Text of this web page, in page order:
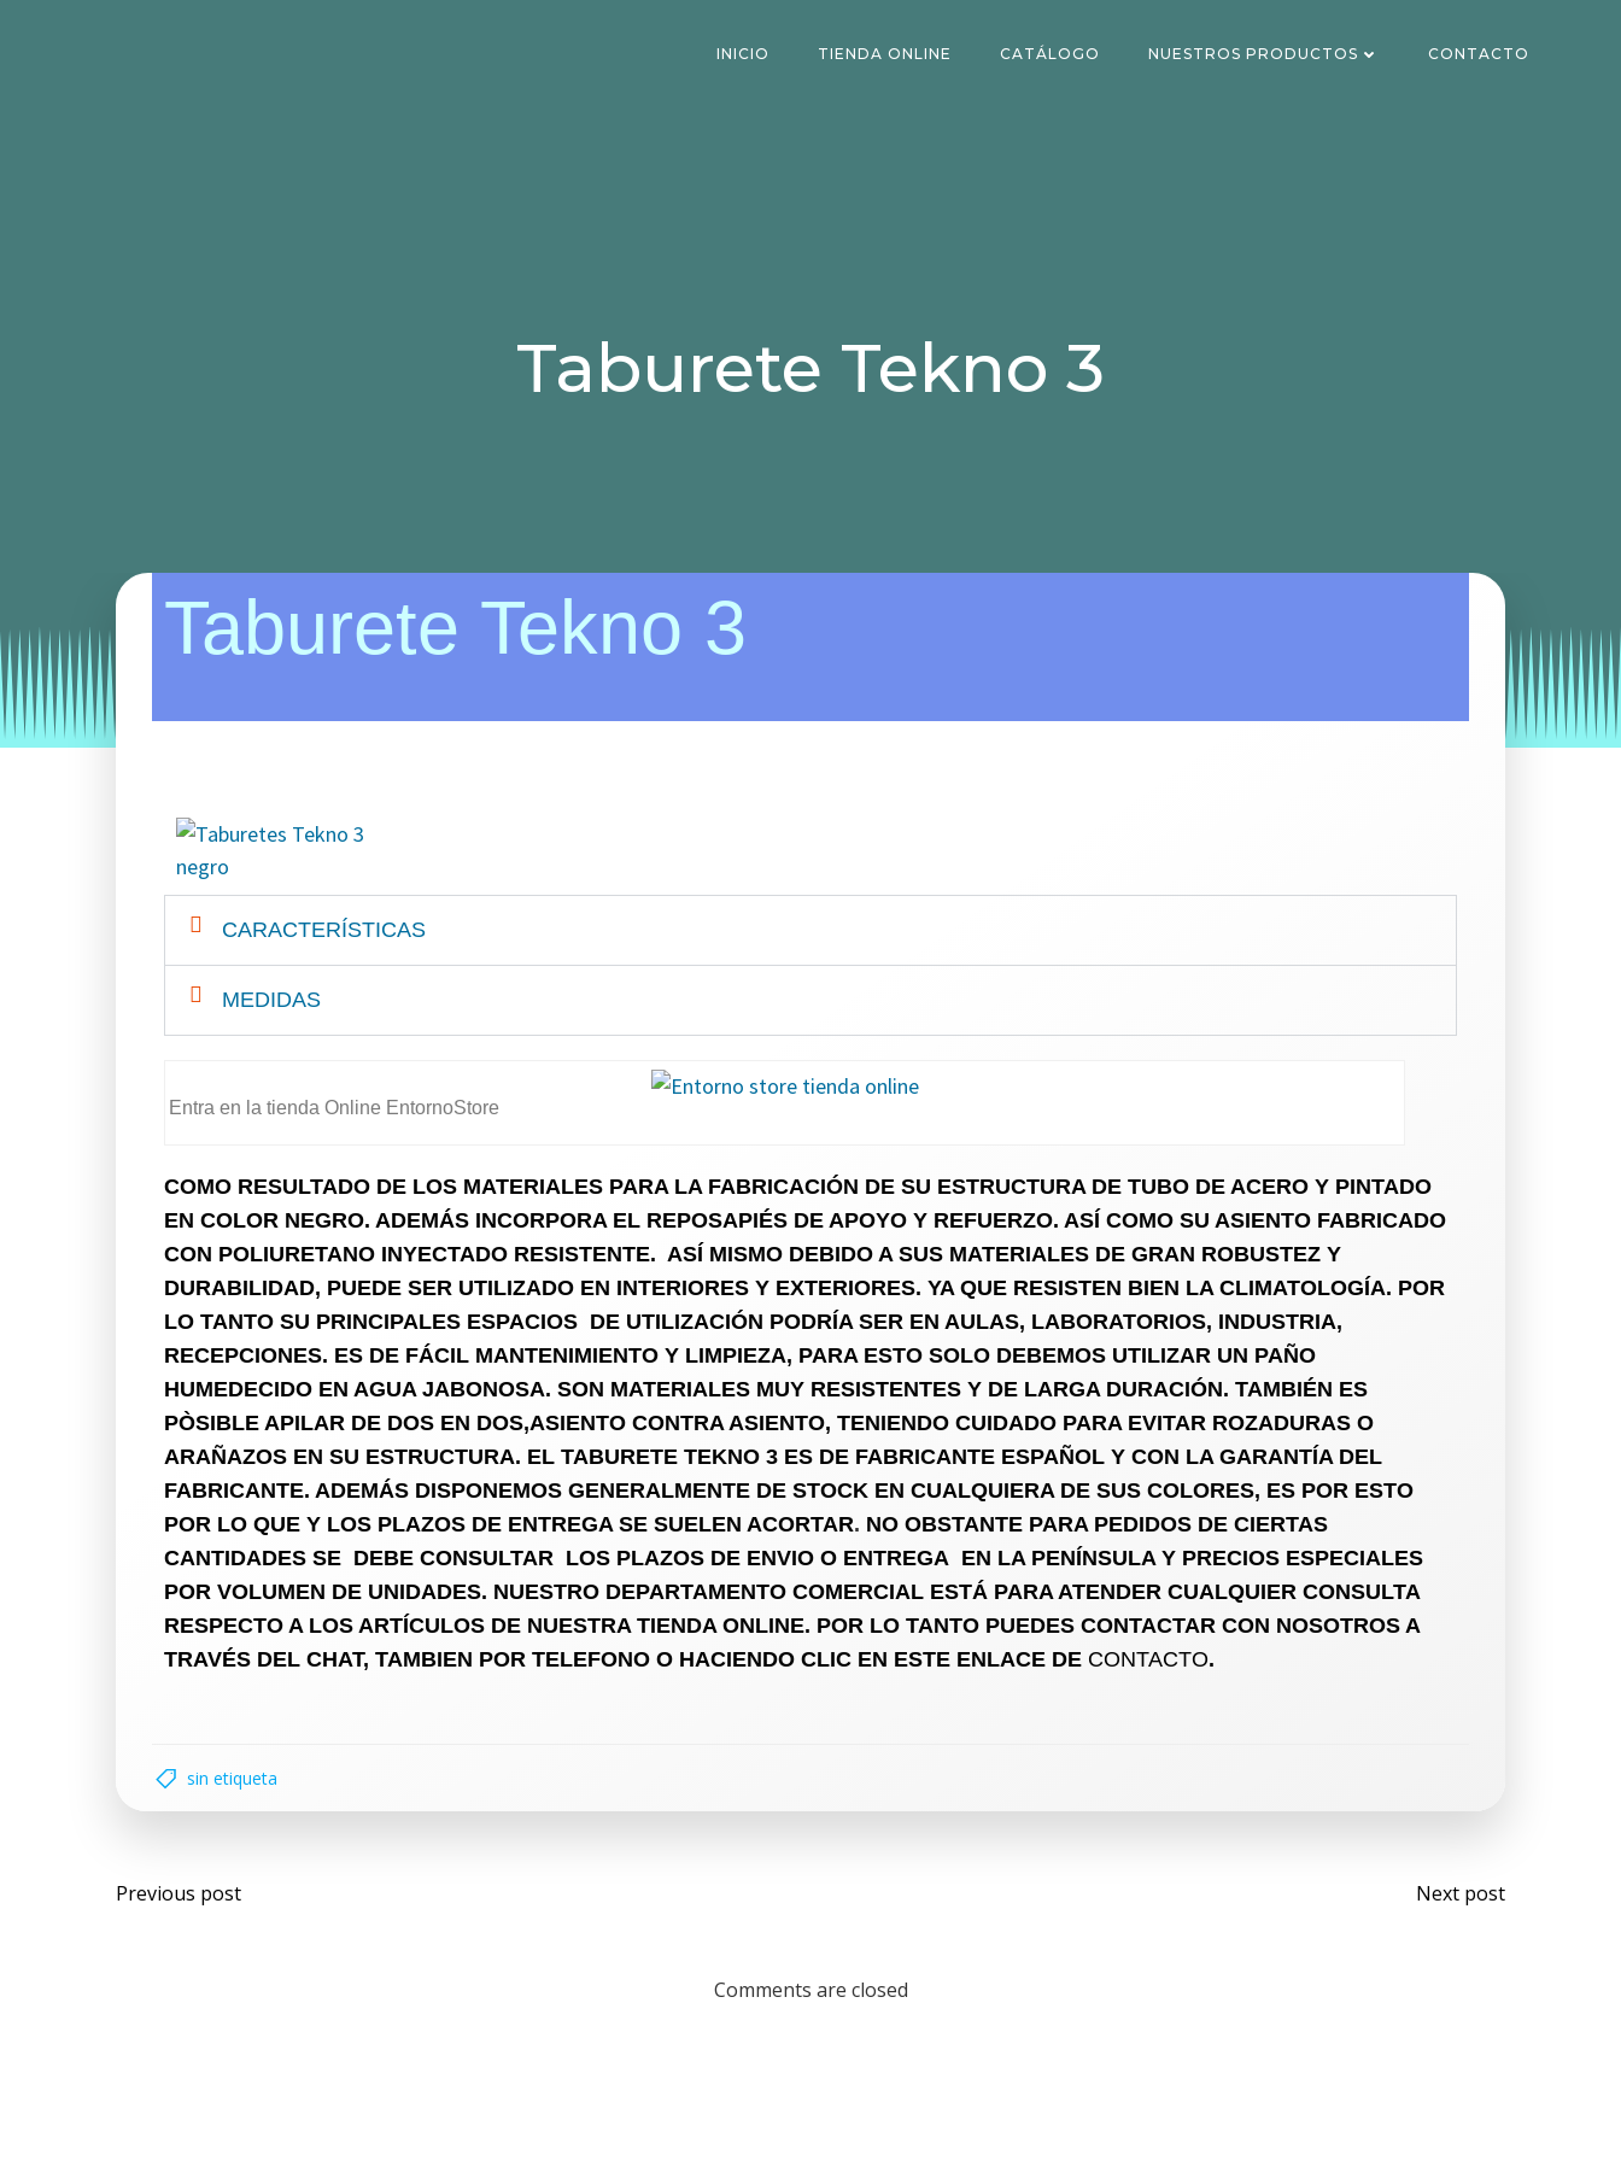
INICIO TIENDA ONLINE CATÁLOGO NUESTROS PRODUCTOS CONTACTO
Taburete Tekno 3
Categories: taburetes
Taburete Tekno 3
CARACTERÍSTICAS
MEDIDAS
Entra en la tienda Online EntornoStore
COMO RESULTADO DE LOS MATERIALES PARA LA FABRICACIÓN DE SU ESTRUCTURA DE TUBO DE ACERO Y PINTADO
EN COLOR NEGRO. ADEMÁS INCORPORA EL REPOSAPIÉS DE APOYO Y REFUERZO. ASÍ COMO SU ASIENTO FABRICADO
CON POLIURETANO INYECTADO RESISTENTE. ASÍ MISMO DEBIDO A SUS MATERIALES DE GRAN ROBUSTEZ Y
DURABILIDAD, PUEDE SER UTILIZADO EN INTERIORES Y EXTERIORES. YA QUE RESISTEN BIEN LA CLIMATOLOGÍA. POR
LO TANTO SU PRINCIPALES ESPACIOS DE UTILIZACIÓN PODRÍA SER EN AULAS, LABORATORIOS, INDUSTRIA,
RECEPCIONES. ES DE FÁCIL MANTENIMIENTO Y LIMPIEZA, PARA ESTO SOLO DEBEMOS UTILIZAR UN PAÑO
HUMEDECIDO EN AGUA JABONOSA. SON MATERIALES MUY RESISTENTES Y DE LARGA DURACIÓN. TAMBIÉN ES
PÒSIBLE APILAR DE DOS EN DOS,ASIENTO CONTRA ASIENTO, TENIENDO CUIDADO PARA EVITAR ROZADURAS O
ARAÑAZOS EN SU ESTRUCTURA. EL TABURETE TEKNO 3 ES DE FABRICANTE ESPAÑOL Y CON LA GARANTÍA DEL
FABRICANTE. ADEMÁS DISPONEMOS GENERALMENTE DE STOCK EN CUALQUIERA DE SUS COLORES, ES POR ESTO
POR LO QUE Y LOS PLAZOS DE ENTREGA SE SUELEN ACORTAR. NO OBSTANTE PARA PEDIDOS DE CIERTAS
CANTIDADES SE DEBE CONSULTAR LOS PLAZOS DE ENVIO O ENTREGA EN LA PENÍNSULA Y PRECIOS ESPECIALES
POR VOLUMEN DE UNIDADES. NUESTRO DEPARTAMENTO COMERCIAL ESTÁ PARA ATENDER CUALQUIER CONSULTA
RESPECTO A LOS ARTÍCULOS DE NUESTRA TIENDA ONLINE. POR LO TANTO PUEDES CONTACTAR CON NOSOTROS A
TRAVÉS DEL CHAT, TAMBIEN POR TELEFONO O HACIENDO CLIC EN ESTE ENLACE DE CONTACTO.
sin etiqueta
Previous post Next post
Comments are closed